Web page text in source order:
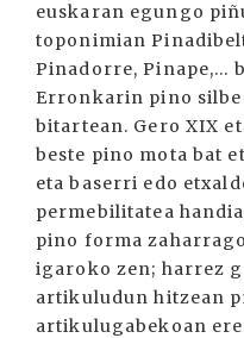
euskaran egungo
toponimian
Pinadorre, Pinape,...
Erronkarin pino
bitartean. Gero XIX
beste pino mota bat
eta baserri edo
permebilitatea
pino forma
igaroko zen; harrez
artikuludun hitzean
artikulugabekoan